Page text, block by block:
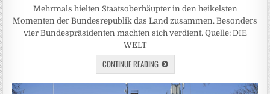
Mehrmals hielten Staatsoberhäupter in den heikelsten
Momenten der Bundesrepublik das Land zusammen. Besonders
vier Bundespräsidenten machten sich verdient. Quelle: DIE
WELT
CONTINUE READING